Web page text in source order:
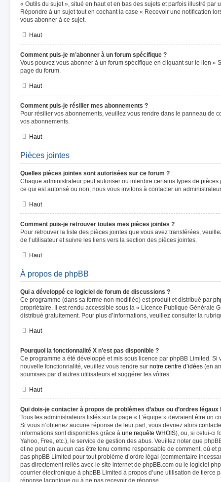
« Outils du sujet », situé en haut et en bas des sujets et parfois illustré par
Répondre à un sujet tout en cochant la case « Recevoir une notification
vous abonner à ce sujet.
Haut
Comment puis-je m’abonner à un forum spécifique ?
Vous pouvez vous abonner à un forum spécifique en cliquant sur le lien «
page du forum.
Haut
Comment puis-je résilier mes abonnements ?
Pour résilier vos abonnements, veuillez vous rendre dans le panneau de
vos abonnements.
Haut
Pièces jointes
Quelles pièces jointes sont autorisées sur ce forum ?
Chaque administrateur peut autoriser ou interdire certains types de pièces
ce qui est autorisé ou non, nous vous invitons à contacter un
Haut
Comment puis-je retrouver toutes mes pièces jointes ?
Pour retrouver la liste des pièces jointes que vous avez transférées,
de l’utilisateur et suivre les liens vers la section des pièces jointes.
Haut
À propos de phpBB
Qui a développé ce logiciel de forum de discussions ?
Ce programme (dans sa forme non modifiée) est produit et distribué par
propriétaire. Il est rendu accessible sous la « Licence Publique Générale
distribué gratuitement. Pour plus d’informations, veuillez consulter la
Haut
Pourquoi la fonctionnalité X n’est pas disponible ?
Ce programme a été développé et mis sous licence par phpBB Limited. Si
nouvelle fonctionnalité, veuillez vous rendre sur notre centre d’idées (en
soumises par d’autres utilisateurs et suggérer les vôtres.
Haut
Qui dois-je contacter à propos de problèmes d’abus ou d’ordres
Tous les administrateurs listés sur la page « L’équipe » devraient être un
Si vous n’obtenez aucune réponse de leur part, vous devriez alors
informations sont disponibles grâce à une requête WHOIS), ou, si celui-ci
Yahoo, Free, etc.), le service de gestion des abus. Veuillez noter que
et ne peut en aucun cas être tenu comme responsable de comment, où et
pas phpBB Limited pour tout problème d’ordre légal (commentaire
pas directement reliés avec le site internet de phpBB.com ou le logiciel
courrier électronique à phpBB Limited à propos d’une utilisation de tierce
réponse laconique ou à ne pas recevoir de réponse.